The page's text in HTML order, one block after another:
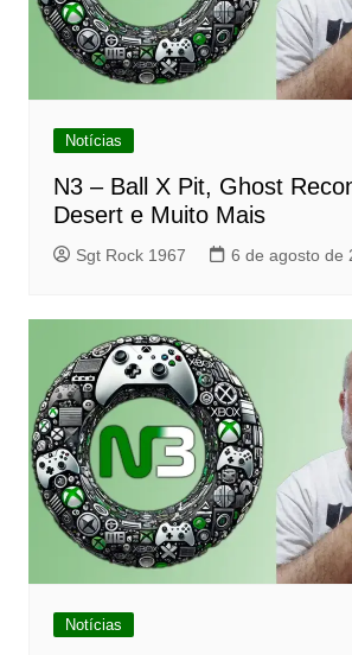
Notícias
N3 – Ball X Pit, Ghost
Desert e Muito Mais
Sgt Rock 1967 6 de agosto de
Notícias